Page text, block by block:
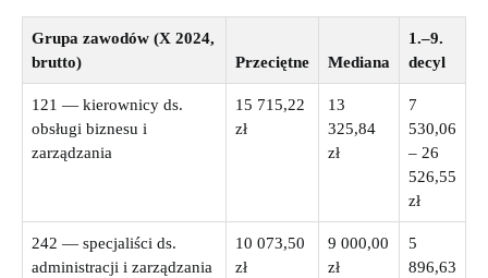
Grupa zawodów (X 2024,
brutto)
Przeciętne Mediana
1.–9.
decyl
121 — kierownicy ds.
obsługi biznesu i
zarządzania
15 715,22
zł
13
325,84
zł
7
530,06
– 26
526,55
zł
242 — specjaliści ds.
administracji i zarządzania
10 073,50
zł
9 000,00
zł
5
896,63